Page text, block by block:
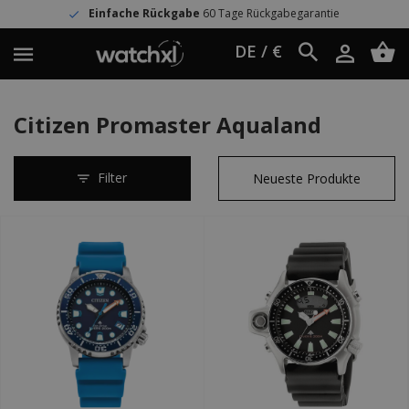
Einfache Rückgabe60 Tage Rückgabegarantie
DE / €
Citizen Promaster Aqualand
Filter